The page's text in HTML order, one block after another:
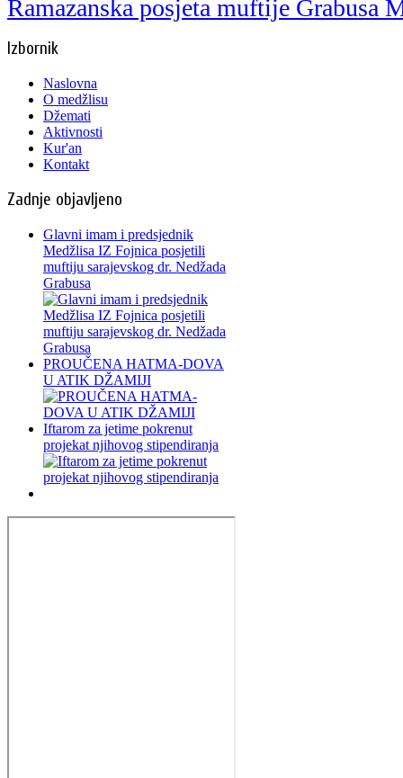
Ramazanska posjeta muftije Grabusa
Izbornik
Naslovna
O medžlisu
Džemati
Aktivnosti
Kur'an
Kontakt
Zadnje objavljeno
Glavni imam i predsjednik
Medžlisa IZ Fojnica posjetili
muftiju sarajevskog dr. Nedžada
Grabusa
PROUČENA HATMA-DOVA
U ATIK DŽAMIJI
Iftarom za jetime pokrenut
projekat njihovog stipendiranja